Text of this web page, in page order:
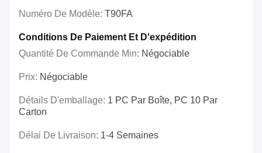
Numéro De Modèle: T90FA
Conditions De Paiement Et D'expédition
Quantité De Commande Min: Négociable
Prix: Négociable
Détails D'emballage: 1 PC Par Boîte, PC 10 Par
Carton
Délai De Livraison: 1-4 Semaines